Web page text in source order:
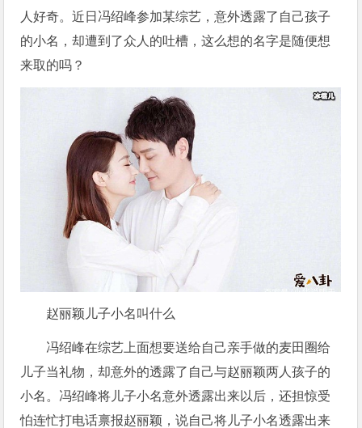
人好奇。近日冯绍峰参加某综艺，意外透露了自己孩子
的小名，却遭到了众人的吐槽，这么想的名字是随便想
来取的吗？
赵丽颖儿子小名叫什么
冯绍峰在综艺上面想要送给自己亲手做的麦田圈给
儿子当礼物，却意外的透露了自己与赵丽颖两人孩子的
小名。冯绍峰将儿子小名意外透露出来以后，还担惊受
怕连忙打电话禀报赵丽颖，说自己将儿子小名透露出来